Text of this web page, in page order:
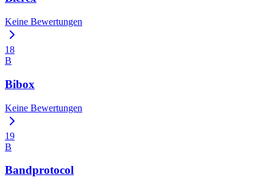
Keine Bewertungen
18
B
Bibox
Keine Bewertungen
19
B
Bandprotocol